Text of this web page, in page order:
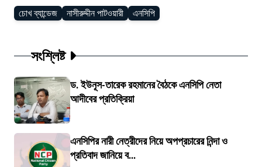
চোখ ব্যান্ডেজ নাসীরুদ্দীন পাটওয়ারী এনসিপি
সংশ্লিষ্ট
ড. ইউনূস-তারেক রহমানের বৈঠকে এনসিপি নেতা
আদীবের প্রতিক্রিয়া
এনসিপির নারী নেত্রীদের নিয়ে অপপ্রচারের নিন্দা ও
প্রতিবাদ জানিয়ে ব...